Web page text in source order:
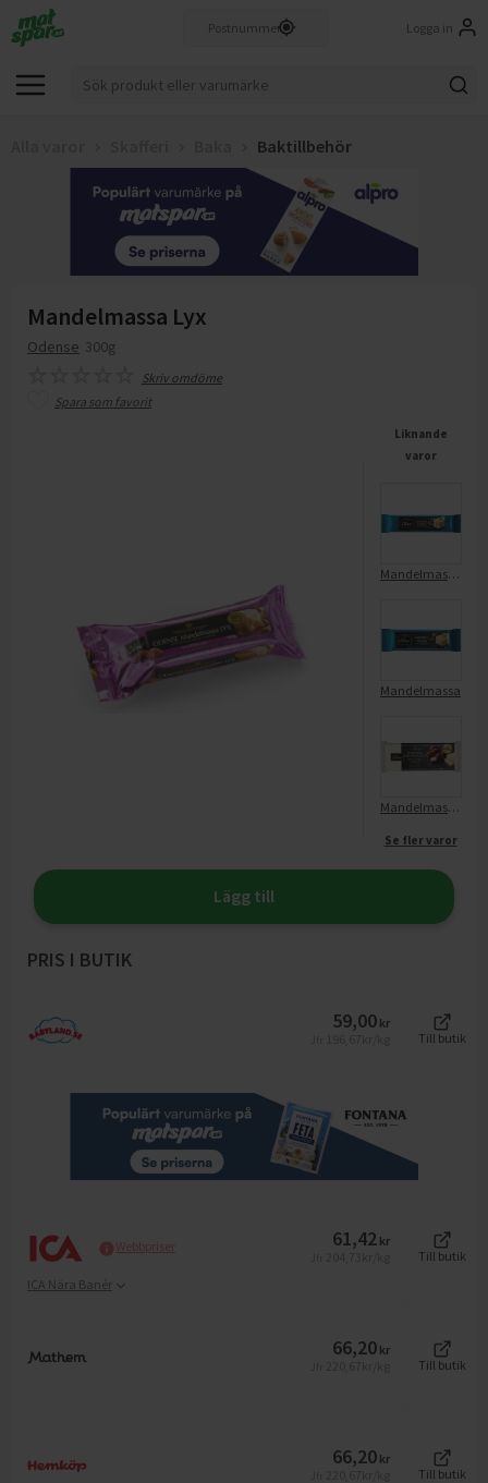
Logga in
Baktillbehör
Mandelmassa Lyx
Odense 300g
Skriv omdöme
Spara som favorit
Liknande
varor
Mandelmassa 50/50
Mandelmassa
Mandelmassa utan tillsatt socker
Se fler varor
Lägg till
PRIS I BUTIK
59,00 kr
Till butik
Webbpriser 61,42 kr
Till butik
ICA Nära Banér
66,20 kr
Till butik
66,20 kr
Till butik